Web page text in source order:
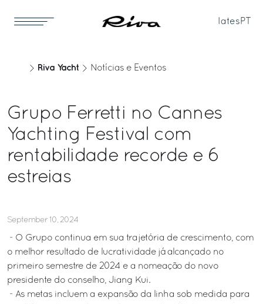
Iates PT
Riva Yacht Notícias e Eventos
Grupo Ferretti no Cannes
Yachting Festival com
rentabilidade recorde e 6
estreias
September 10, 2024
- O Grupo continua em sua trajetória de crescimento, com
o melhor resultado de lucratividade já alcançado no
primeiro semestre de 2024 e a nomeação do novo
presidente do conselho, Jiang Kui.
- As metas incluem a expansão da linha sob medida para